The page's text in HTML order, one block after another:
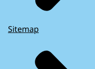
Sitemap